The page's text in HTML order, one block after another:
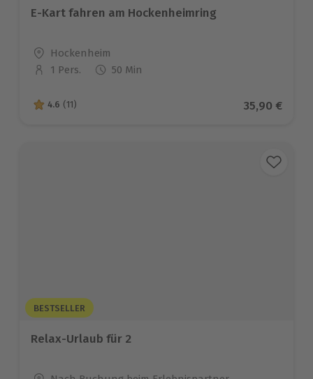
E-Kart fahren am Hockenheimring
Standort
Hockenheim
Anzahl der Teilnehmer
1 Pers. 50 Min
4.6 von 5 Sternen basierend auf 11 Bewertungen
4.6 (11) Aktueller
35,90 €
BESTSELLER
Relax-Urlaub für 2